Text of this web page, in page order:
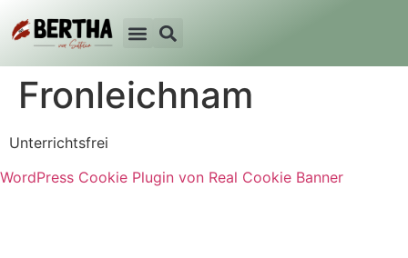
Fronleichnam
Unterrichtsfrei
WordPress Cookie Plugin von Real Cookie Banner